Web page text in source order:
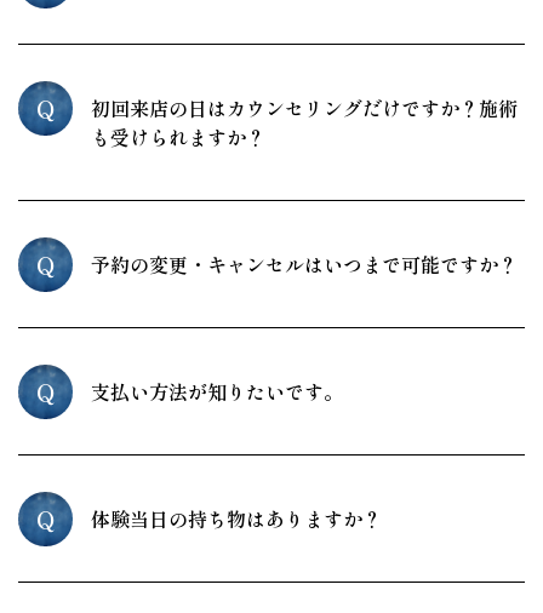
Q
初回来店の日はカウンセリングだけですか？施術
も受けられますか？
Q 予約の変更・キャンセルはいつまで可能ですか？
Q 支払い方法が知りたいです。
Q 体験当日の持ち物はありますか？